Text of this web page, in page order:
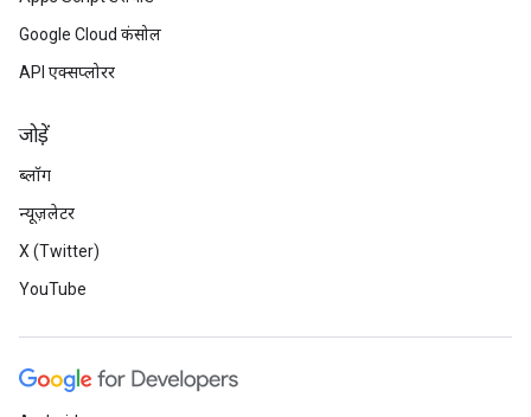
Google Cloud कंसोल
API एक्सप्लोरर
जोड़ें
ब्लॉग
न्यूज़लेटर
X (Twitter)
YouTube